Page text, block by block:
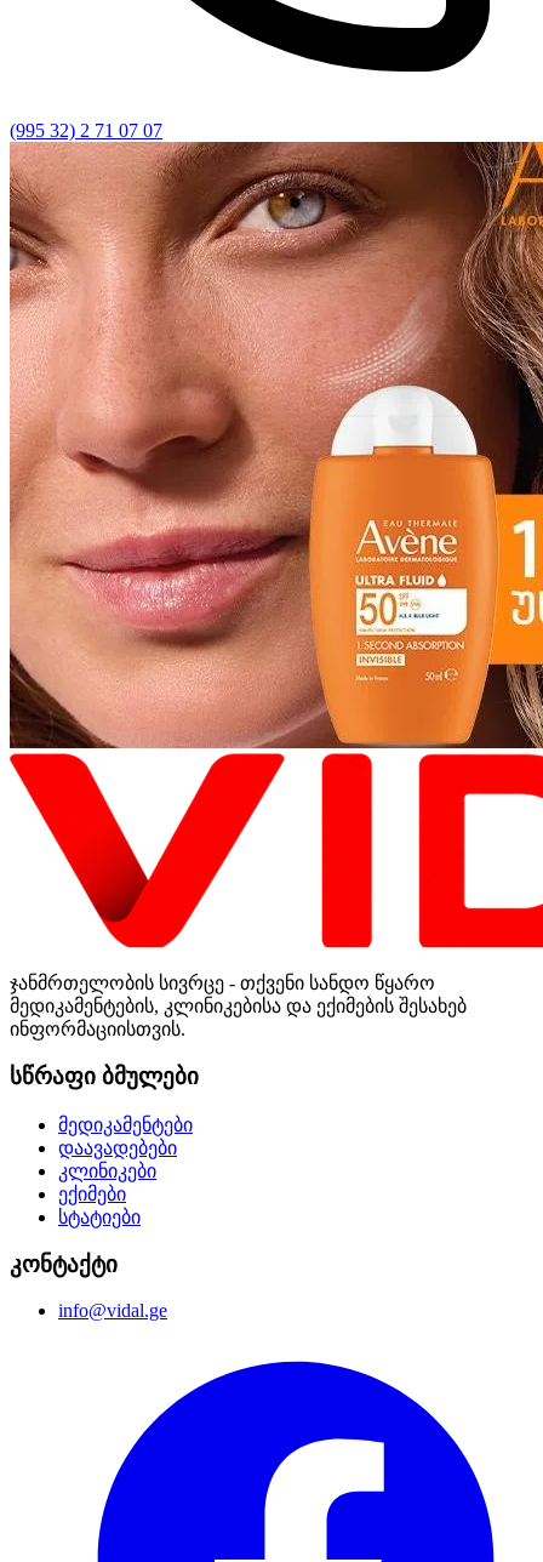
(995 32) 2 71 07 07
ჯანმრთელობის სივრცე - თქვენი სანდო წყარო
მედიკამენტების, კლინიკებისა და ექიმების შესახებ
ინფორმაციისთვის.
სწრაფი ბმულები
მედიკამენტები
დაავადებები
კლინიკები
ექიმები
სტატიები
კონტაქტი
info@vidal.ge